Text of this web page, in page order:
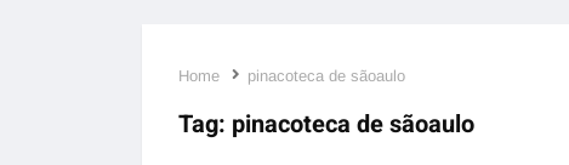
Home pinacoteca de sãoaulo
Tag: pinacoteca de sãoaulo